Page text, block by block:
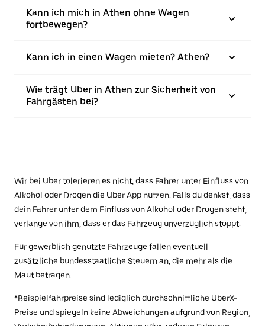
Kann ich mich in Athen ohne Wagen
fortbewegen?
Kann ich in einen Wagen mieten? Athen?
Wie trägt Uber in Athen zur Sicherheit von
Fahrgästen bei?
Wir bei Uber tolerieren es nicht, dass Fahrer unter Einfluss von
Alkohol oder Drogen die Uber App nutzen. Falls du denkst, dass
dein Fahrer unter dem Einfluss von Alkohol oder Drogen steht,
verlange von ihm, dass er das Fahrzeug unverzüglich stoppt.
Für gewerblich genutzte Fahrzeuge fallen eventuell
zusätzliche bundesstaatliche Steuern an, die mehr als die
Maut betragen.
*Beispielfahrpreise sind lediglich durchschnittliche UberX-
Preise und spiegeln keine Abweichungen aufgrund von Region,